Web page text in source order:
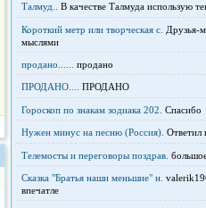
Талмуд.. В качестве Талмуда использую
Короткий метр или творческая с. Друзья-
мыслями
продано...... продано
ПРОДАНО.... ПРОДАНО
Гороскоп по знакам зодиака 202. Спасибо
Нужен минус на песню (Россия). Ответил
Телемосты и переговоры поздрав.
Сказка "Братья наши меньшие" н.
впечатле